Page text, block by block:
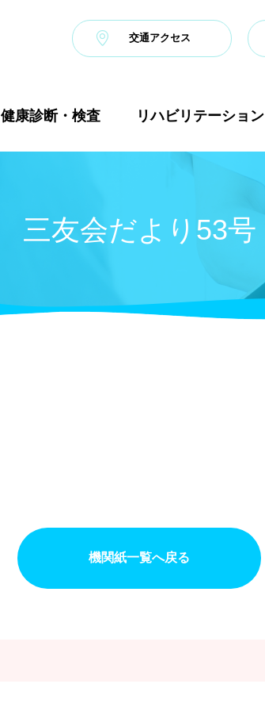
交通アクセス
健康診断・検査 リハビリテーション
三友会だより53号
機関紙一覧へ戻る